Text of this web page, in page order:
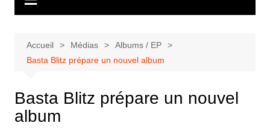
Accueil Médias
Albums / EP
Basta Blitz prépare un nouvel album
Basta Blitz prépare un nouvel
album